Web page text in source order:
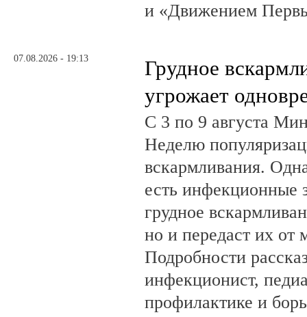
и «Движением
07.08.2026 - 19:13
Грудное
угрожает
С 3 по 9 августа
Неделю
вскармливания.
есть инфекционные
грудное
но и передаст их от
Подробности
инфекционист,
профилактике и